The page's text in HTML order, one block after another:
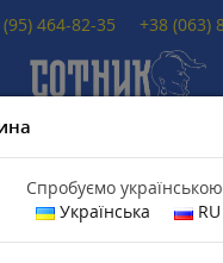
Спробуємо
Українська
RU
464-82-35 +38 (063)